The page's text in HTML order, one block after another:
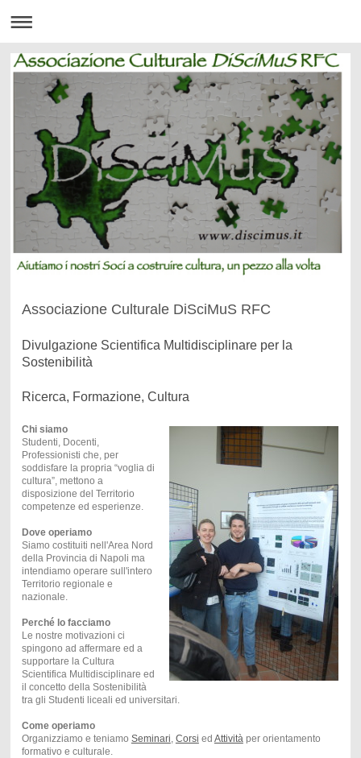
Associazione Culturale DiSciMuS RFC
Divulgazione Scientifica Multidisciplinare per la
Sostenibilità
Ricerca, Formazione, Cultura
Chi siamo
Studenti, Docenti,
Professionisti che, per
soddisfare la propria “voglia di
cultura”, mettono a
disposizione del Territorio
competenze ed esperienze.
Dove operiamo
Siamo costituiti nell'Area Nord
della Provincia di Napoli ma
intendiamo operare sull'intero
Territorio regionale e
nazionale.
Perché lo facciamo
Le nostre motivazioni ci
spingono ad affermare ed a
supportare la Cultura
Scientifica Multidisciplinare ed
il concetto della Sostenibilità
tra gli Studenti liceali ed universitari.
Come operiamo
Organizziamo e teniamo Seminari Corsi ed Attività per orientamento
formativo e culturale.